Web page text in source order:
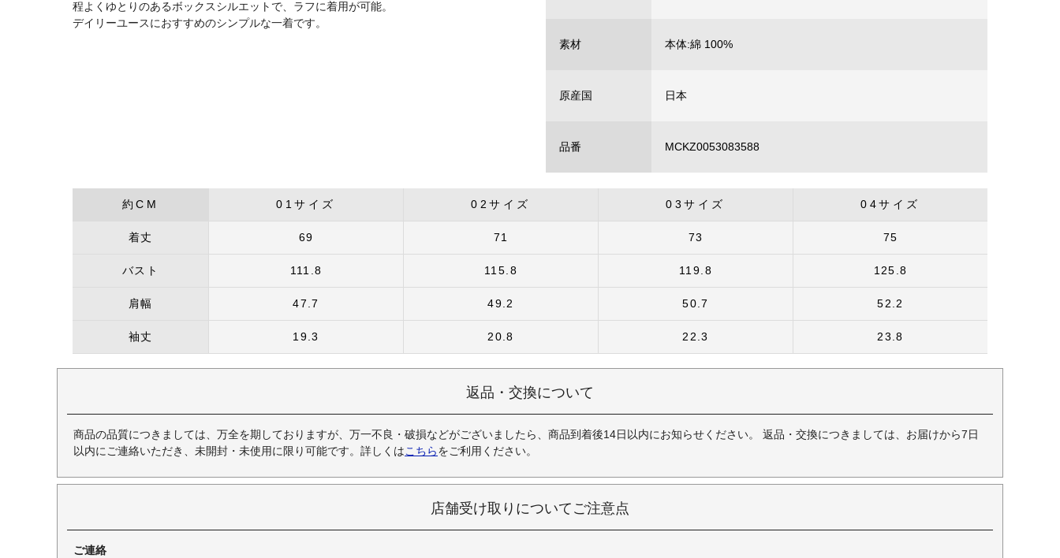
程よくゆとりのあるボックスシルエットで、ラフに着用が可能。
デイリーユースにおすすめのシンプルな一着です。
素材 本体:綿 100%
原産国 日本
品番 MCKZ0053083588
約CM 01サイズ 02サイズ 03サイズ 04サイズ
着丈 69 71 73 75
バスト 111.8 115.8 119.8 125.8
肩幅 47.7 49.2 50.7 52.2
袖丈 19.3 20.8 22.3 23.8
返品・交換について
商品の品質につきましては、万全を期しておりますが、万一不良・破損などがございましたら、商品到着後14日以内にお知らせください。 返品・交換につきましては、お届けから7日
以内にご連絡いただき、未開封・未使用に限り可能です。詳しくはこちらをご利用ください。
店舗受け取りについてご注意点
ご連絡